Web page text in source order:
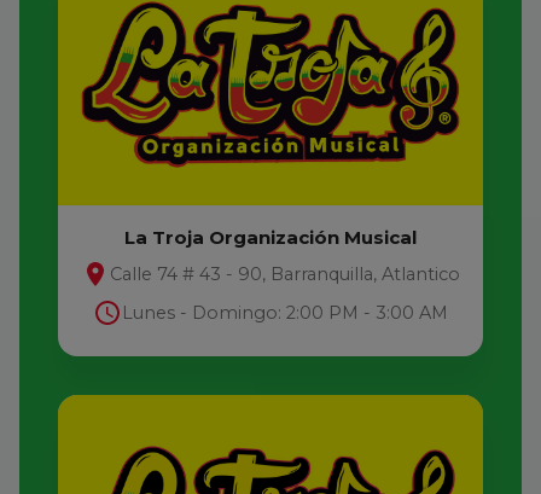
La Troja Organización Musical
Calle 74 # 43 - 90, Barranquilla, Atlantico
Lunes - Domingo: 2:00 PM - 3:00 AM